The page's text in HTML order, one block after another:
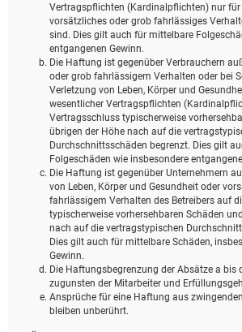
Vertragspflichten (Kardinalpflichten) nur für
vorsätzliches oder grob fahrlässiges
sind. Dies gilt auch für mittelbare
entgangenen Gewinn.
Die Haftung ist gegenüber Verbrauchern
oder grob fahrlässigem Verhalten oder bei
Verletzung von Leben, Körper und
wesentlicher Vertragspflichten
Vertragsschluss typischerweise
übrigen der Höhe nach auf die
Durchschnittsschäden begrenzt. Dies gilt
Folgeschäden wie insbesondere
Die Haftung ist gegenüber Unternehmern
von Leben, Körper und Gesundheit oder
fahrlässigem Verhalten des Betreibers auf
typischerweise vorhersehbaren Schäden
nach auf die vertragstypischen
Dies gilt auch für mittelbare Schäden,
Gewinn.
Die Haftungsbegrenzung der Absätze a bis
zugunsten der Mitarbeiter und
Ansprüche für eine Haftung aus
bleiben unberührt.